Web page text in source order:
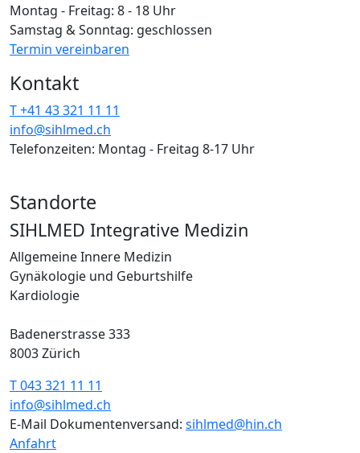
Montag - Freitag: 8 - 18 Uhr
Samstag & Sonntag: geschlossen
Termin vereinbaren
Kontakt
T +41 43 321 11 11
info@sihlmed.ch
Telefonzeiten: Montag - Freitag 8-17 Uhr
Standorte
SIHLMED Integrative Medizin
Allgemeine Innere Medizin
Gynäkologie und Geburtshilfe
Kardiologie
Badenerstrasse 333
8003 Zürich
T 043 321 11 11
info@sihlmed.ch
E-Mail Dokumentenversand: sihlmed@hin.ch
Anfahrt